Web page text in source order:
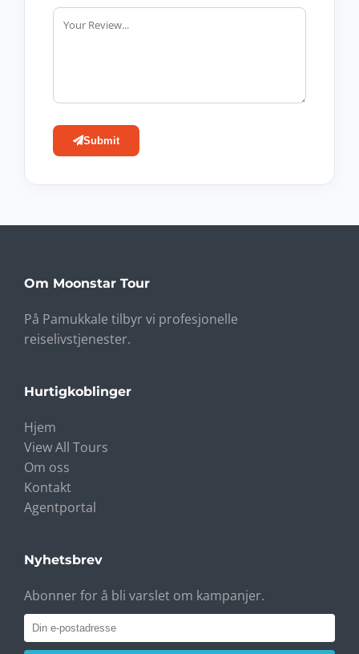
Submit
Om Moonstar Tour
På Pamukkale tilbyr vi profesjonelle
reiselivstjenester.
Hurtigkoblinger
Hjem
View All Tours
Om oss
Kontakt
Agentportal
Nyhetsbrev
Abonner for å bli varslet om kampanjer.